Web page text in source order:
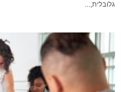
גלובלית,...